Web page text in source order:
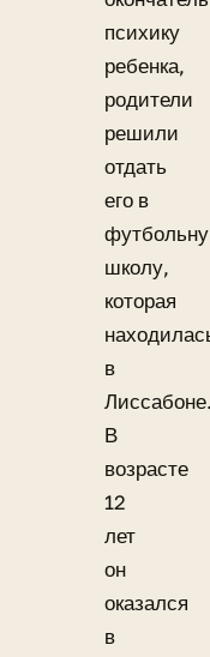
психику
ребенка,
родители
решили
отдать
его в
школу,
которая
в
В
возрасте
12
лет
он
оказался
в